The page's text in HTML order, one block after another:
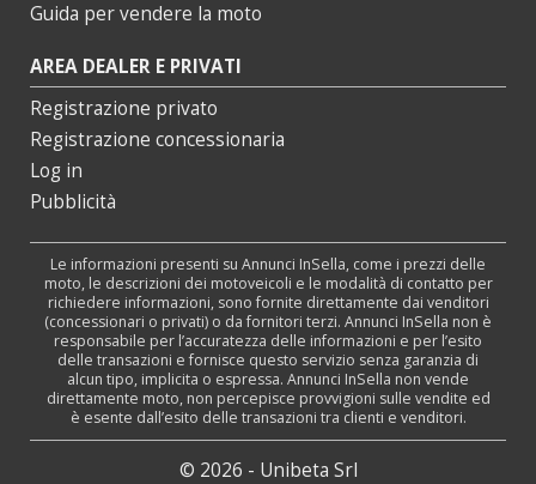
Guida per vendere la moto
AREA DEALER E PRIVATI
Registrazione privato
Registrazione concessionaria
Log in
Pubblicità
Le informazioni presenti su Annunci InSella, come i prezzi delle
moto, le descrizioni dei motoveicoli e le modalità di contatto per
richiedere informazioni, sono fornite direttamente dai venditori
(concessionari o privati) o da fornitori terzi. Annunci InSella non è
responsabile per l’accuratezza delle informazioni e per l’esito
delle transazioni e fornisce questo servizio senza garanzia di
alcun tipo, implicita o espressa. Annunci InSella non vende
direttamente moto, non percepisce provvigioni sulle vendite ed
è esente dall’esito delle transazioni tra clienti e venditori.
© 2026 - Unibeta Srl